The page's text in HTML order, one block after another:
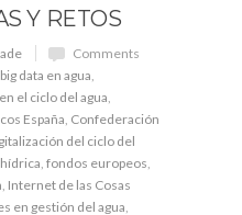
Y RETOS
Comments
big data en agua,
el ciclo del agua,
España, Confederación
del ciclo del
, fondos europeos,
, Internet de las Cosas
en gestión del agua,